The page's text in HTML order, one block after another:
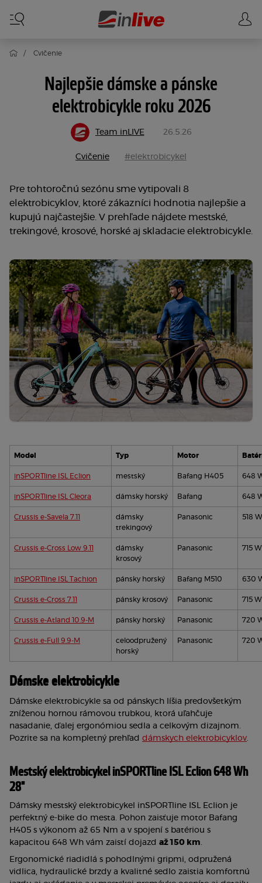
Cvičenie
Najlepšie dámske a pánske
elektrobicykle roku 2026
Team inLIVE 26.5.26
Cvičenie #elektrobicykel
Pre tohtoročnú sezónu sme vytipovali 8
elektrobicyklov, ktoré zákazníci hodnotia najlepšie a
kupujú najčastejšie. V prehľade nájdete mestské,
trekingové, krosové, horské aj skladacie elektrobicykle.
Model Typ Motor
inSPORTline ISL Eclion mestský Bafang H405 648
inSPORTline ISL Cleora dámsky horský Bafang 648
Crussis e-Savela 7.11
dámsky
trekingový
Panasonic 518
Crussis e-Cross Low 9.11
dámsky
krosový
Panasonic 715
inSPORTline ISL Tachion pánsky horský Bafang M510 630
Crussis e-Cross 7.11 pánsky krosový Panasonic 715
Crussis e-Atland 10.9-M pánsky horský Panasonic 720
Crussis e-Full 9.9-M
celoodpružený
horský
Panasonic 720
Dámske elektrobicykle
Dámske elektrobicykle sa od pánskych líšia predovšetkým
zníženou hornou rámovou trubkou, ktorá uľahčuje
nasadanie, ďalej ergonómiou sedla a celkovým dizajnom.
Pozrite sa na kompletný prehľad dámskych elektrobicyklov.
Mestský elektrobicykel inSPORTline ISL Eclion 648 Wh
28"
Dámsky mestský elektrobicykel inSPORTline ISL Eclion je
perfektný e-bike do mesta. Pohon zaisťuje motor Bafang
H405 s výkonom až 65 Nm a v spojení s batériou s
kapacitou 648 Wh vám zaistí dojazd až 150 km.
Ergonomické riadidlá s pohodlnými gripmi, odpružená
vidlica, hydraulické brzdy a kvalitné sedlo zaistia komfortnú